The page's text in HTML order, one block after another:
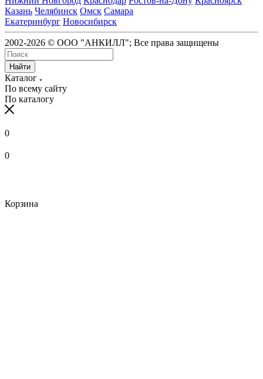
Казань Челябинск Омск Самара
Екатеринбург Новосибирск
2002-2026 © ООО "АНКИЛЛ"; Все права защищены
Найти
Каталог
По всему сайту
По каталогу
0
0
Корзина